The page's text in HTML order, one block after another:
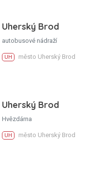
Uherský Brod
autobusové nádraží
UH město Uherský Brod
Uherský Brod
Hvězdárna
UH město Uherský Brod